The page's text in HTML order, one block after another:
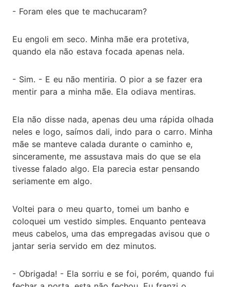
- Foram eles que te machucaram?
Eu engoli em seco. Minha mãe era protetiva,
quando ela não estava focada apenas nela.
- Sim. - E eu não mentiria. O pior a se fazer era
mentir para a minha mãe. Ela odiava mentiras.
Ela não disse nada, apenas deu uma rápida olhada
neles e logo, saímos dali, indo para o carro. Minha
mãe se manteve calada durante o caminho e,
sinceramente, me assustava mais do que se ela
tivesse falado algo. Ela parecia estar pensando
seriamente em algo.
Voltei para o meu quarto, tomei um banho e
coloquei um vestido simples. Enquanto penteava
meus cabelos, uma das empregadas avisou que o
jantar seria servido em dez minutos.
- Obrigada! - Ela sorriu e se foi, porém, quando fui